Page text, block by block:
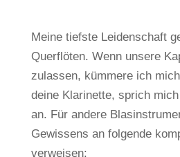
Meine tiefste Leidenschaft
Querflöten. Wenn unsere
zulassen, kümmere ich
deine Klarinette, sprich
an. Für andere
Gewissens an folgende
verweisen: